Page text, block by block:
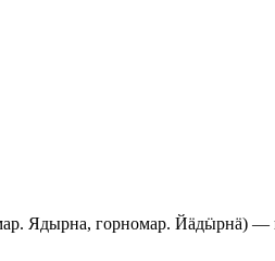
Ядырна, горномар. Йӓдӹрнӓ)